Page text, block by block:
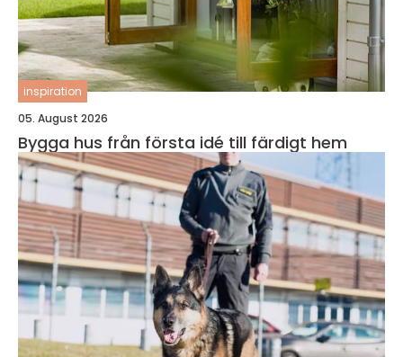
inspiration
05. August 2026
Bygga hus från första idé till färdigt hem